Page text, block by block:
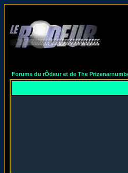
Forums du rÔdeur et de The